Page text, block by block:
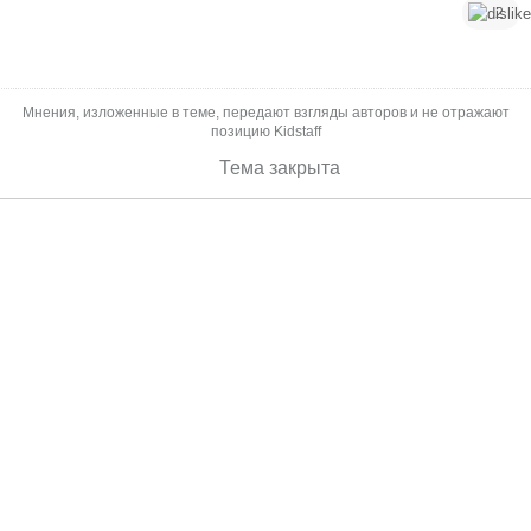
2
Мнения, изложенные в теме, передают взгляды авторов и не отражают
позицию Kidstaff
Тема закрыта